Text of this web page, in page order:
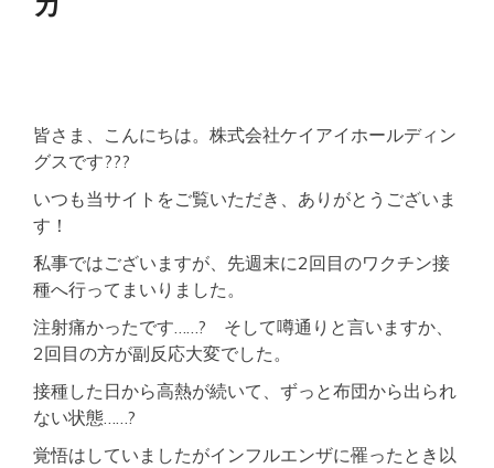
リ
テ
実
ト
WI-
皆さま、こんにちは。株式会社ケイアイホールディン
グスです???
いつも当サイトをご覧いただき、ありがとうございま
す！
私事ではございますが、先週末に2回目のワクチン接
種へ行ってまいりました。
注射痛かったです……? そして噂通りと言いますか、
2回目の方が副反応大変でした。
接種した日から高熱が続いて、ずっと布団から出られ
ない状態……?
覚悟はしていましたがインフルエンザに罹ったとき以